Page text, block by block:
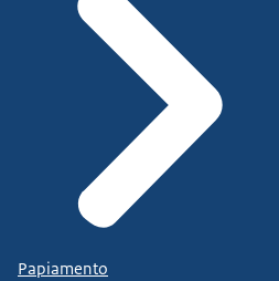
Papiamento